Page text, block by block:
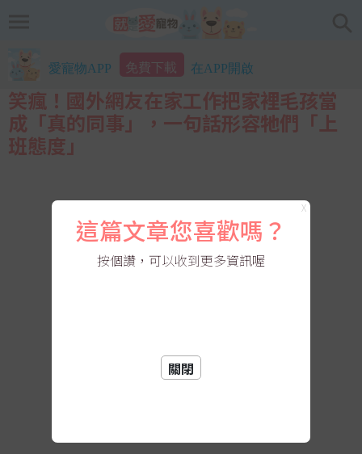
愛寵物APP 免費下載 在APP開啟
笑瘋！國外網友在家工作把家裡毛孩當
成「真的同事」，一句話形容牠們「上
班態度」
X
這篇文章您喜歡嗎？
按個讚，可以收到更多資訊喔
關閉